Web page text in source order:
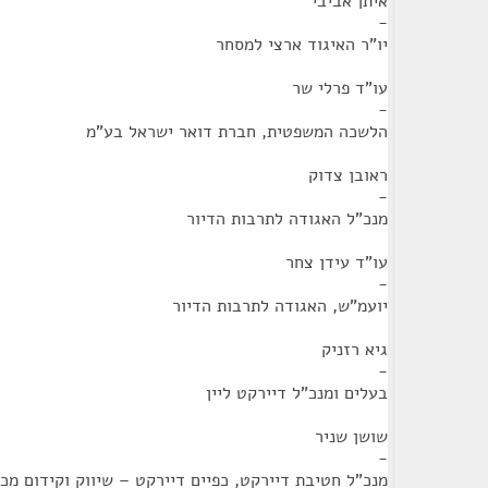
-
יו"ר האיגוד ארצי למסחר
עו"ד פרלי שר
-
הלשכה המשפטית, חברת דואר ישראל בע"מ
ראובן צדוק
-
מנכ"ל האגודה לתרבות הדיור
עו"ד עידן צחר
-
יועמ"ש, האגודה לתרבות הדיור
גיא רזניק
-
בעלים ומנכ"ל דיירקט ליין
שושן שניר
-
מנכ"ל חטיבת דיירקט, כפיים דיירקט – שיווק וקידום